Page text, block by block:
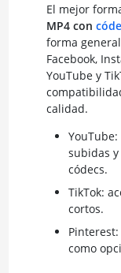
El mejor
MP4 con
forma
Facebook,
YouTube y
calidad.
subidas
códecs.
TikTok:
cortos.
Pinterest:
como